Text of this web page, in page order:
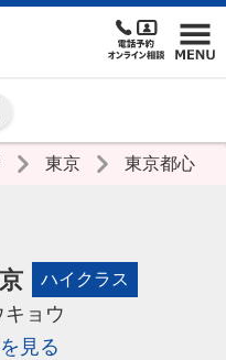
東京 東京都心
ハイクラス
ョウ
見る